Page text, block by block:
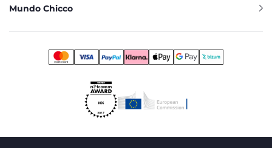
Mundo Chicco